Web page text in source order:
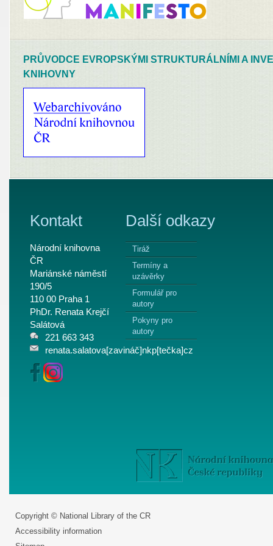
PRŮVODCE EVROPSKÝMI STRUKTURÁLNÍMI A
KNIHOVNY
Kontakt
Národní knihovna
ČR
Mariánské náměstí
190/5
110 00 Praha 1
PhDr. Renata Krejčí
Salátová
221 663 343
renata.salatova[zavináč]nkp[tečka]cz
Další odkazy
Tiráž
Termíny a
uzávěrky
Formulář pro
autory
Pokyny pro
autory
Copyright © National Library of the CR
Accessibility information